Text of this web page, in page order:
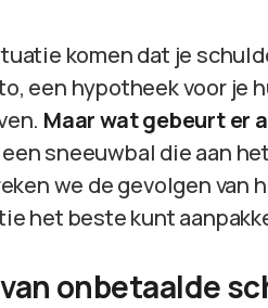
komen dat je
een hypotheek voor je
Maar wat gebeurt er
sneeuwbal die aan
we de gevolgen van
het beste kunt
onbetaalde